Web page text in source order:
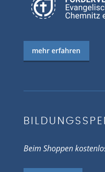
mehr erfahren
Beim Shoppen